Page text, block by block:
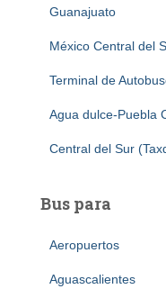
Guanajuato
México Central del
Terminal de
Agua dulce-Puebla
Central del Sur
Bus para
Aeropuertos
Aguascalientes